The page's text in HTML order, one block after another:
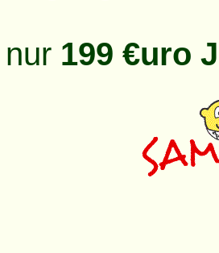
199 €uro